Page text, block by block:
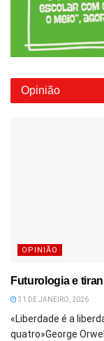
Opinião
OPINIÃO
Futurologia e
31 DE JANEIRO, 2026
«Liberdade é a
quatro»George